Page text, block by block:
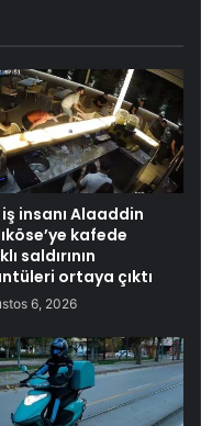
iş insanı Alaaddin
kafede
saldırının
ortaya çıktı
6, 2026